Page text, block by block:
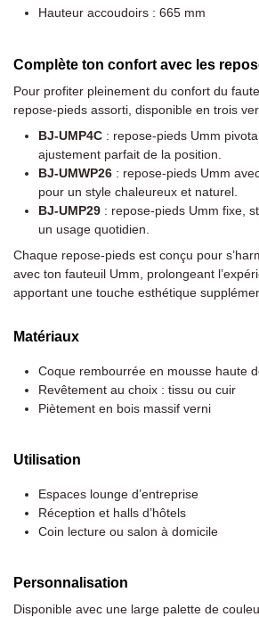
Hauteur accoudoirs : 665 mm
Complète ton confort avec les
Pour profiter pleinement du confort du
repose-pieds assorti, disponible en trois
BJ-UMP4C : repose-pieds Umm
ajustement parfait de la position.
BJ-UMWP26 : repose-pieds Umm
pour un style chaleureux et naturel.
BJ-UMP29 : repose-pieds Umm fixe,
un usage quotidien.
Chaque repose-pieds est conçu pour
avec ton fauteuil Umm, prolongeant
apportant une touche esthétique
Matériaux
Coque rembourrée en mousse haute
Revêtement au choix : tissu ou cuir
Piètement en bois massif verni
Utilisation
Espaces lounge d’entreprise
Réception et halls d’hôtels
Coin lecture ou salon à domicile
Personnalisation
Disponible avec une large palette de